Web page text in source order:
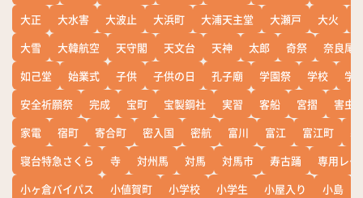
大正
大水害 大波止 大浜町 大浦天主堂 大瀬戸 大火
大雪
大韓航空 天守閣 天文台 天神 太郎 奇祭
奈良尾
如己堂
始業式 子供 子供の日 孔子廟 学園祭 学校
学
安全祈願祭
完成 宝町 宝製鋼社 実習 客船 宮摺
害虫
家電
宿町 寄合町 密入国 密航 富川 富江 富江町
寝台特急さくら
寺 対州馬 対馬 対馬市 寿古踊
専用レー
小ヶ倉バイパス
小値賀町 小学校 小学生 小屋入り 小島